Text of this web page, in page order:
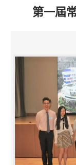
第一屆